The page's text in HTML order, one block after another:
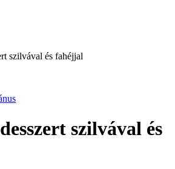
szilvával és fahéjjal
szilvával és